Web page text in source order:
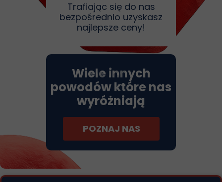
POZNAJ NAS
09
Wiele innych
powodów które nas
wyróżniają
Trafiając się do nas
bezpośrednio uzyskasz
najlepsze ceny!